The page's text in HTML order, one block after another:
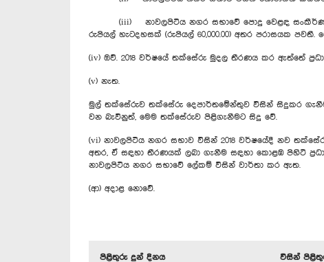
(iii) නාවලපිටිය නගර සභාවේ පොදු වෙළඳ සංකීර්ණය කඩ
රුපියල් හැටදහසක් (රුපියල් 60,000.00) අතර පරාසයක
(iv) ඔව්. 2018 වර්ෂයේ තක්සේරු මුදල තීරණය කර ඇත්තේ
(v) නැත.
මුල් තක්සේරුව තක්සේරු දෙපාර්තමේන්තුව විසින් සිදුකර
වන බැවිනුත්, මෙම තක්සේරුව පිළිගැනීමට සිදු වේ.
(vi) නාවලපිටිය නගර සභාව විසින් 2018 වර්ෂයේදී නව
අතර, ඒ සඳහා තීරණයක් ලබා ගැනීම සඳහා කොළඹ පිහිටි
නාවලපිටිය නගර සභාවේ ලේකම් විසින් වාර්තා කර ඇත.
(ආ) අදාළ නොවේ.
පිළිතුරු දුන් දිනය
විසින්